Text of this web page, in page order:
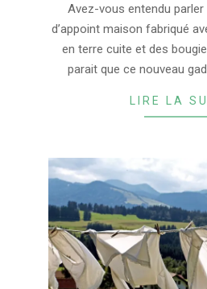
Avez-vous entendu
d’appoint maison fabriqué
en terre cuite et des
parait que ce nouveau
LIRE LA